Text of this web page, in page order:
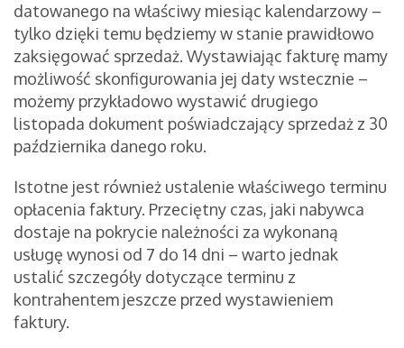
datowanego na właściwy miesiąc kalendarzowy –
tylko dzięki temu będziemy w stanie prawidłowo
zaksięgować sprzedaż. Wystawiając fakturę mamy
możliwość skonfigurowania jej daty wstecznie –
możemy przykładowo wystawić drugiego
listopada dokument poświadczający sprzedaż z 30
października danego roku.
Istotne jest również ustalenie właściwego terminu
opłacenia faktury. Przeciętny czas, jaki nabywca
dostaje na pokrycie należności za wykonaną
usługę wynosi od 7 do 14 dni – warto jednak
ustalić szczegóły dotyczące terminu z
kontrahentem jeszcze przed wystawieniem
faktury.